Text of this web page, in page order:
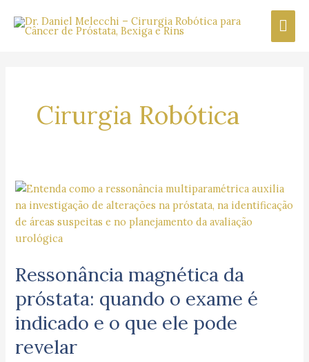
para
Cirurgia Robótica
Ressonância magnética da
próstata: quando o exame é
indicado e o que ele pode
revelar
Ressonância
magnética
da
próstata:
o
é
indicado
o